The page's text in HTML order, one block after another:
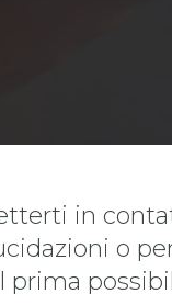
in
o
prima